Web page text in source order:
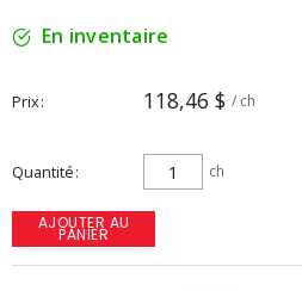
En inventaire
Prix 118,46 $ / ch
Quantité ch
AJOUTER AU
PANIER